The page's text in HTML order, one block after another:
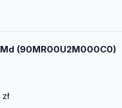
(90MR00U2M000C0)